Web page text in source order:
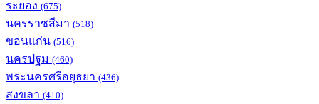
ระยอง (675)
นครราชสีมา (518)
ขอนแก่น (516)
นครปฐม (460)
พระนครศรีอยุธยา (436)
สงขลา (410)